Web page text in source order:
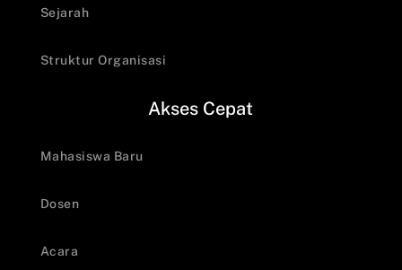
Sejarah
Struktur Organisasi
Akses Cepat
Mahasiswa Baru
Dosen
Acara